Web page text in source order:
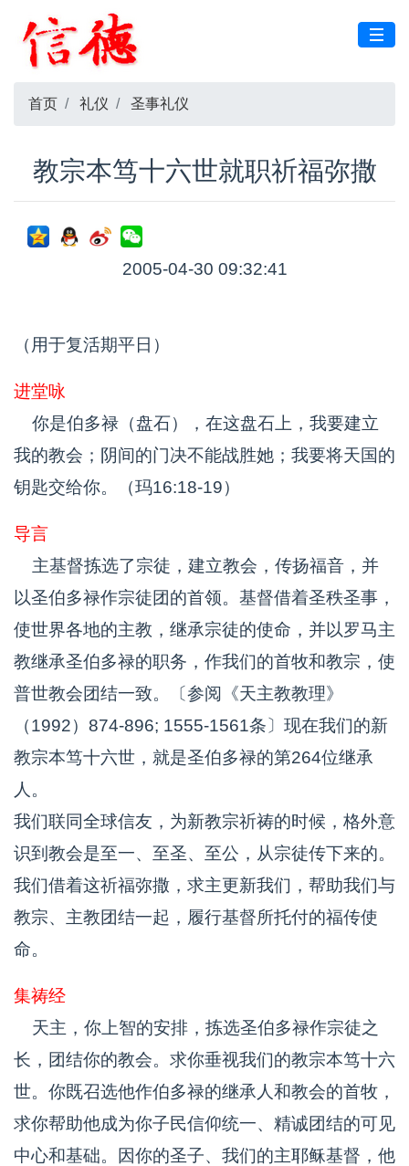
首页 礼仪 圣事礼仪
教宗本笃十六世就职祈福弥撒
2005-04-30 09:32:41
（用于复活期平日）
进堂咏
你是伯多禄（盘石），在这盘石上，我要建立
我的教会；阴间的门决不能战胜她；我要将天国的
钥匙交给你。（玛16:18-19）
导言
主基督拣选了宗徒，建立教会，传扬福音，并
以圣伯多禄作宗徒团的首领。基督借着圣秩圣事，
使世界各地的主教，继承宗徒的使命，并以罗马主
教继承圣伯多禄的职务，作我们的首牧和教宗，使
普世教会团结一致。〔参阅《天主教教理》
（1992）874-896; 1555-1561条〕现在我们的新
教宗本笃十六世，就是圣伯多禄的第264位继承
人。
我们联同全球信友，为新教宗祈祷的时候，格外意
识到教会是至一、至圣、至公，从宗徒传下来的。
我们借着这祈福弥撒，求主更新我们，帮助我们与
教宗、主教团结一起，履行基督所托付的福传使
命。
集祷经
天主，你上智的安排，拣选圣伯多禄作宗徒之
长，团结你的教会。求你垂视我们的教宗本笃十六
世。你既召选他作伯多禄的继承人和教会的首牧，
求你帮助他成为你子民信仰统一、精诚团结的可见
中心和基础。因你的圣子、我们的主耶稣基督，他